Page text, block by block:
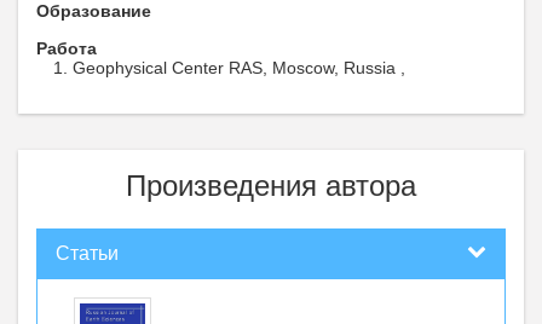
Образование
Работа
Geophysical Center RAS, Moscow, Russia ,
Произведения автора
Статьи